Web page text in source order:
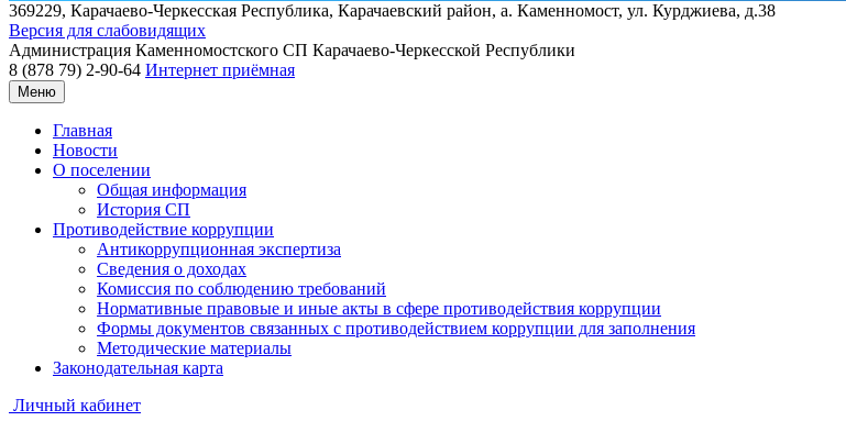
369229, Карачаево-Черкесская Республика, Карачаевский район, а. Каменномост, ул. Курджиева, д.38
Версия для слабовидящих
Администрация Каменномостского СП Карачаево-Черкесской Республики
8 (878 79) 2-90-64 Интернет приёмная
Меню
Главная
Новости
О поселении
Общая информация
История СП
Противодействие коррупции
Антикоррупционная экспертиза
Сведения о доходах
Комиссия по соблюдению требований
Нормативные правовые и иные акты в сфере противодействия коррупции
Формы документов связанных с противодействием коррупции для заполнения
Методические материалы
Законодательная карта
Личный кабинет